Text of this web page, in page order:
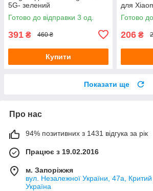
5G- зелений
Готово до відправки 3 од.
391 ₴ 460 ₴
Купити
для
Готово
206 ₴
Показати ще
Про нас
94% позитивних з 1431 відгука за рік
Працює з 19.02.2016
м. Запоріжжя
вул. Незалежної України, 47а,
Україна